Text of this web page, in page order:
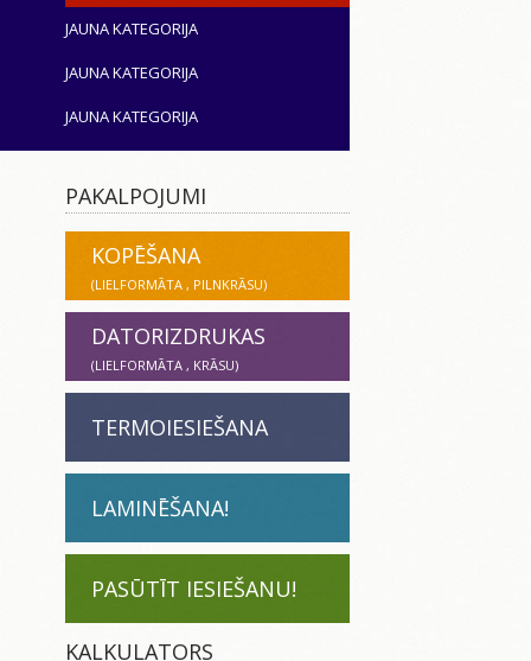
JAUNA KATEGORIJA
JAUNA KATEGORIJA
JAUNA KATEGORIJA
PAKALPOJUMI
KOPĒŠANA
(LIELFORMĀTA , PILNKRĀSU)
DATORIZDRUKAS
(LIELFORMĀTA , KRĀSU)
TERMOIESIEŠANA
LAMINĒŠANA!
PASŪTĪT IESIEŠANU!
KALKULATORS